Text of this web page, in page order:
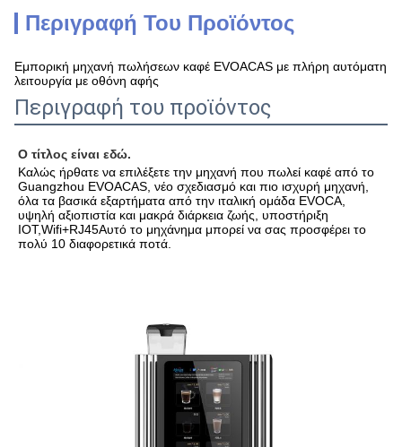
Περιγραφή Του Προϊόντος
Εμπορική μηχανή πωλήσεων καφέ EVOACAS με πλήρη αυτόματη
λειτουργία με οθόνη αφής
Περιγραφή του προϊόντος
Ο τίτλος είναι εδώ.
Καλώς ήρθατε να επιλέξετε την μηχανή που πωλεί καφέ από το
Guangzhou EVOACAS, νέο σχεδιασμό και πιο ισχυρή μηχανή,
όλα τα βασικά εξαρτήματα από την ιταλική ομάδα EVOCA,
υψηλή αξιοπιστία και μακρά διάρκεια ζωής, υποστήριξη
IOT,Wifi+RJ45Αυτό το μηχάνημα μπορεί να σας προσφέρει το
πολύ 10 διαφορετικά ποτά.